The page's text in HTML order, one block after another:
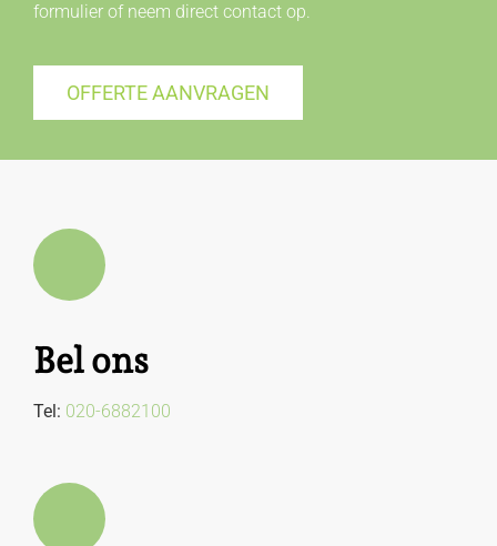
formulier of neem direct contactop.
OFFERTE AANVRAGEN
Bel ons
Tel: 020-6882100